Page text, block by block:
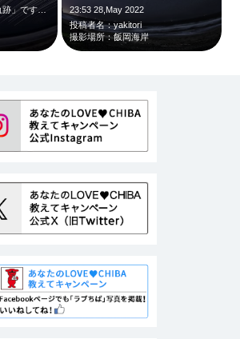
先日応募した、「星の軌跡」ですが、飛行機の線が入ってしまってとても見にくいと感…
23:53 28,May 2022
投稿者名：yakitori
撮影場所：飯岡海岸